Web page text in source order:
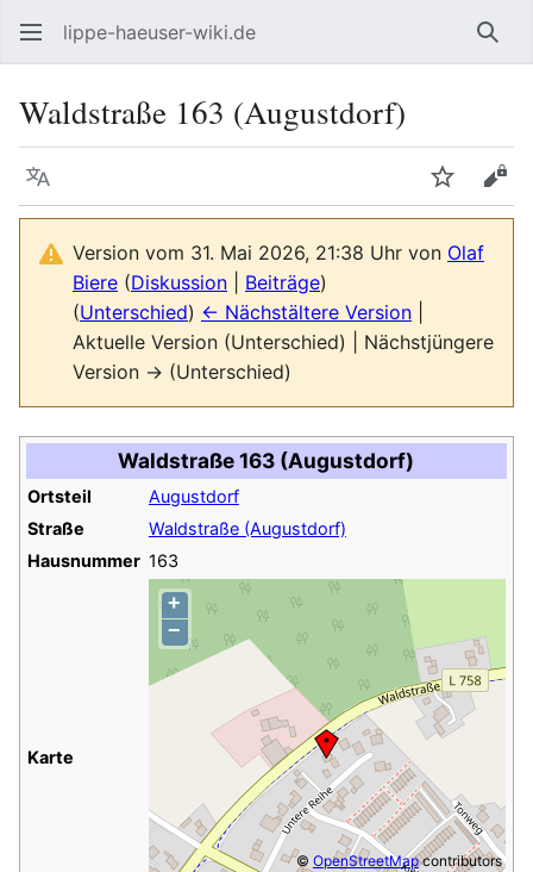
lippe-haeuser-wiki.de
Waldstraße 163 (Augustdorf)
Sprache
Version vom 31. Mai 2026, 21:38 Uhr von Olaf
Biere (Diskussion Beiträge)
(Unterschied) ← Nächstältere Version
Aktuelle Version (Unterschied) | Nächstjüngere
Version → (Unterschied)
Waldstraße 163 (Augustdorf)
Ortsteil
Augustdorf
Straße
Waldstraße (Augustdorf)
Hausnummer 163
Karte
+
−
© OpenStreetMapcontributors